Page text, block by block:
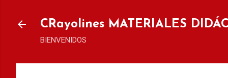
CRayolines MATERIALES
BIENVENIDOS